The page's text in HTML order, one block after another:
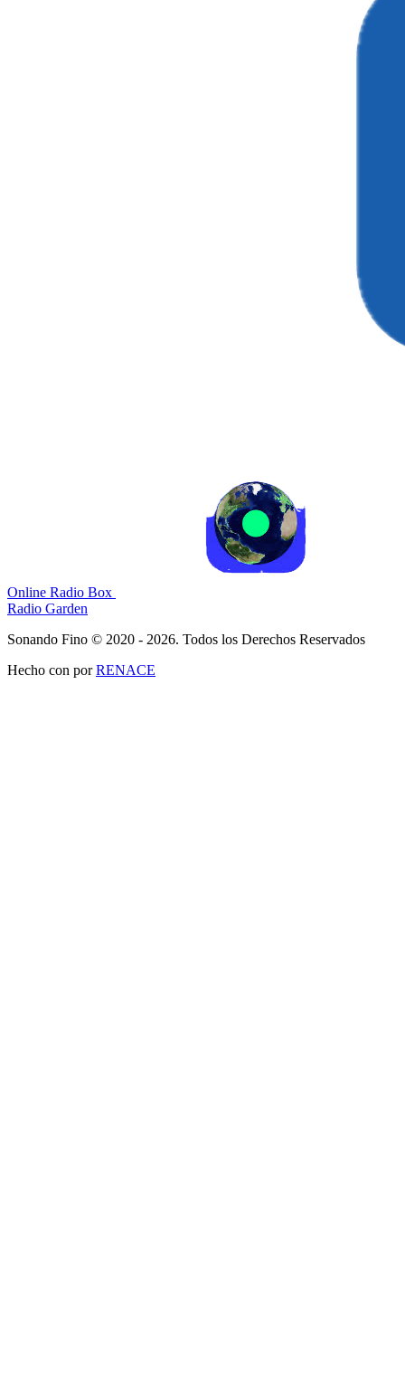
Online Radio Box
Radio Garden
Sonando Fino © 2020 - 2026. Todos los Derechos Reservados
Hecho con porRENACE